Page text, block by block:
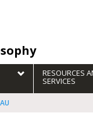
RESOURCES
SERVICES